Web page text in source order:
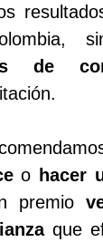
de
o hacer
premio
que